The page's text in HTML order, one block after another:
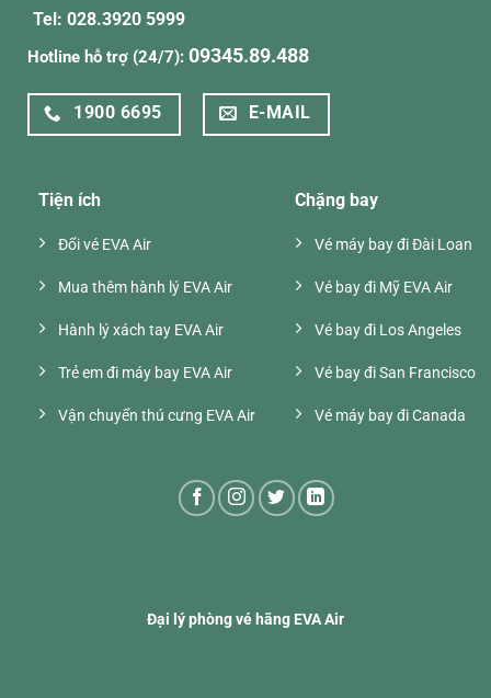
Tel: 028.3920 5999
Hotline hỗ trợ (24/7): 09345.89.488
1900 6695 E-MAIL
Tiện ích
Đổi vé EVA Air
Mua thêm hành lý EVA Air
Hành lý xách tay EVA Air
Trẻ em đi máy bay EVA Air
Vận chuyển thú cưng EVA Air
Chặng bay
Vé máy bay đi Đài Loan
Vé bay đi Mỹ EVA Air
Vé bay đi Los Angeles
Vé bay đi San Francisco
Vé máy bay đi Canada
Đại lý phòng vé hãng EVA Air